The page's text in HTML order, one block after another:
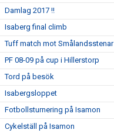
Damlag 2017 !!
Isaberg final climb
Tuff match mot Smålandsstenar
PF 08-09 på cup i Hillerstorp
Tord på besök
Isabergsloppet
Fotbollsturnering på Isamon
Cykelställ på Isamon